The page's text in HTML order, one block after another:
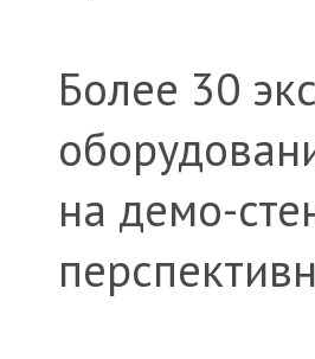
Более 30
на демо-